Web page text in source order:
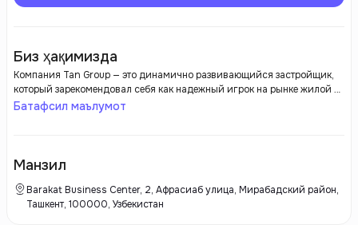
Биз ҳақимизда
Компания Tan Group — это динамично развивающийся застройщик,
который зарекомендовал себя как надежный игрок на рынке жилой и
коммерческой недвижимости. Основной акцент компании сделан на
материалы, что позволяет создавать комфортные и
различных сегментах, от жилых комплексов до коммерческих
объектов, обеспечивая своим клиентам высокий уровень качества,
Батафсил маълумот
Манзил
Barakat Business Center, 2, Афрасиаб улица, Мирабадский район,
Ташкент, 100000, Узбекистан